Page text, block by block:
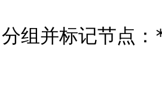
组并标记节点